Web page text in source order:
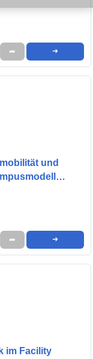
➦ ➜
und
➦ ➜
im Facility